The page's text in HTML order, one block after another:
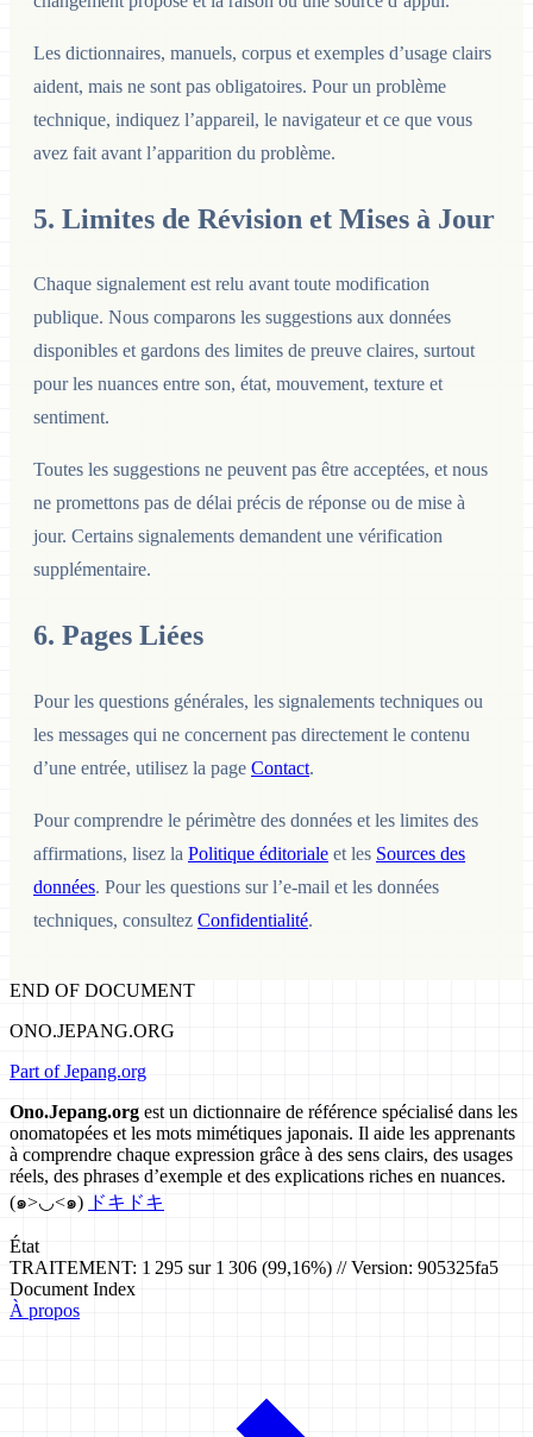
Les dictionnaires, manuels, corpus et exemples d’usage clairs
aident, mais ne sont pas obligatoires. Pour un problème
technique, indiquez l’appareil, le navigateur et ce que vous
avez fait avant l’apparition du problème.
5. Limites de Révision et Mises à Jour
Chaque signalement est relu avant toute modification
publique. Nous comparons les suggestions aux données
disponibles et gardons des limites de preuve claires, surtout
pour les nuances entre son, état, mouvement, texture et
sentiment.
Toutes les suggestions ne peuvent pas être acceptées, et nous
ne promettons pas de délai précis de réponse ou de mise à
jour. Certains signalements demandent une vérification
supplémentaire.
6. Pages Liées
Pour les questions générales, les signalements techniques ou
les messages qui ne concernent pas directement le contenu
d’une entrée, utilisez la page Contact.
Pour comprendre le périmètre des données et les limites des
affirmations, lisez la Politique éditoriale et les Sources des
données. Pour les questions sur l’e-mail et les données
techniques, consultez Confidentialité.
END OF DOCUMENT
ONO.JEPANG.ORG
Part of Jepang.org
Ono.Jepang.org est un dictionnaire de référence spécialisé dans les
onomatopées et les mots mimétiques japonais. Il aide les apprenants
à comprendre chaque expression grâce à des sens clairs, des usages
réels, des phrases d’exemple et des explications riches en nuances.
(๑>◡<๑) ドキドキ
État
TRAITEMENT: 1 295 sur 1 306 (99,16%) // Version: 905325fa5
Document Index
À propos